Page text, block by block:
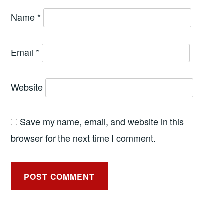
Name *
Email *
Website
Save my name, email, and website in this
browser for the next time I comment.